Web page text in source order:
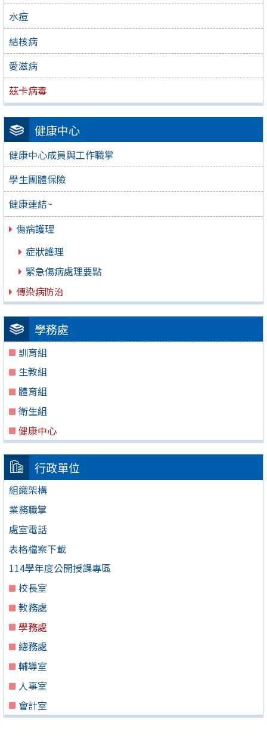
水痘
結核病
愛滋病
茲卡病毒
健康中心
健康中心成員與工作職掌
學生團體保險
健康連結~
傷病護理
症狀護理
緊急傷病處理要點
傳染病防治
學務處
訓育組
生教組
體育組
衛生組
健康中心
行政單位
組織架構
業務職掌
處室電話
表格檔案下載
114學年度公開授課專區
校長室
教務處
學務處
總務處
輔導室
人事室
會計室